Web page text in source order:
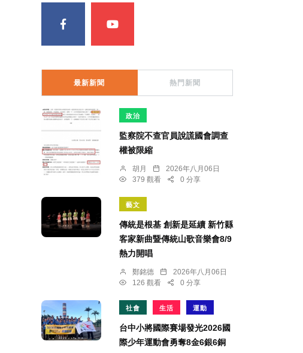
最新新聞 熱門新聞
政治
監察院不查官員說謊國會調查
權被限縮
胡月
2026年八月06日
379 觀看
0 分享
藝文
傳統是根基 創新是延續 新竹縣
客家新曲暨傳統山歌音樂會8/9
熱力開唱
鄭銘德
2026年八月06日
126 觀看
0 分享
社會 生活 運動
台中小將國際賽場發光2026國
際少年運動會勇奪8金6銀6銅